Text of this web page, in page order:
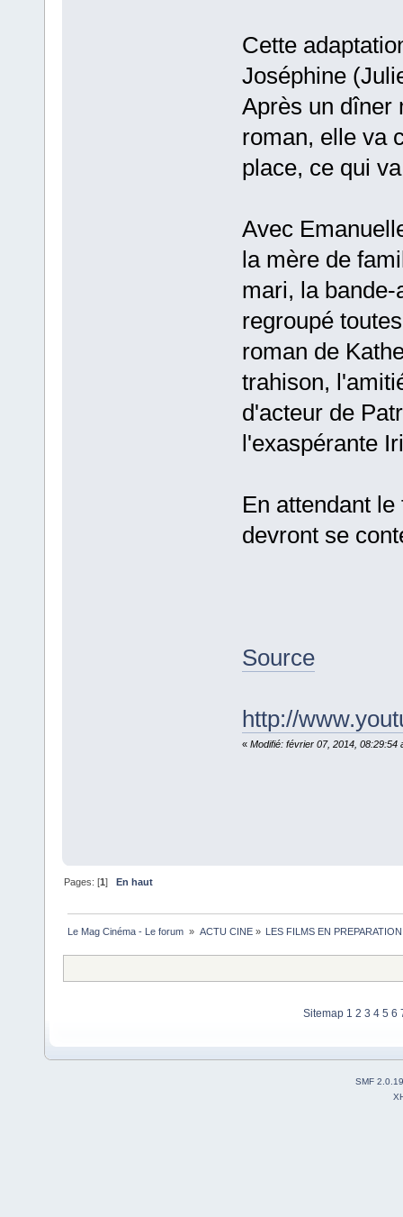
Cette
Joséphine
Après un dîner
roman, elle va
place, ce qui
Avec
la mère de
mari, la
regroupé
roman de
trahison,
d'acteur de
l'exaspérante
En attendant
devront se
Source
http://
« Modifié: février 07, 2014, 08:29:54
Pages: [1] En haut
Le Mag Cinéma - Le forum » ACTU CINE» LES FILMS EN PREPARATION
Sitemap 1 2 3 4 5 6
SMF 2.0.19